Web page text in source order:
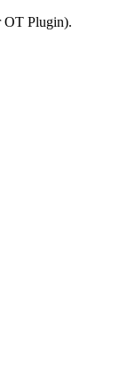
OT Plugin).